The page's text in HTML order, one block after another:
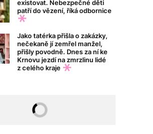
existovat. Nebezpečné děti
patří do vězení, říká odbornice
Jako tatérka přišla o zakázky,
nečekaně jí zemřel manžel,
přišly povodně. Dnes za ní ke
Krnovu jezdí na zmrzlinu lidé
z celého kraje